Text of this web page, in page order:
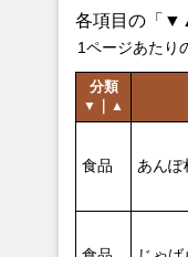
各項目の「
1ページあたり
分類
▼ ▲
食品 あんぽ